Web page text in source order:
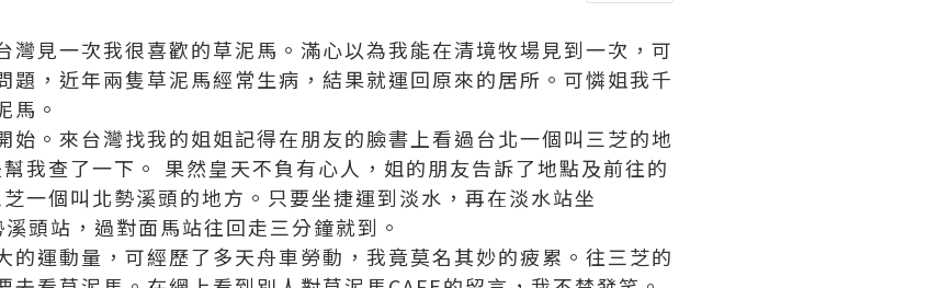
灣見一次我很喜歡的草泥馬。滿心以為我能在清境牧場見到一次，可
題，近年兩隻草泥馬經常生病，結果就運回原來的居所。可憐姐我千
馬。
始。來台灣找我的姐姐記得在朋友的臉書上看過台北一個叫三芝的地
我查了一下。 果然皇天不負有心人，姐的朋友告訴了地點及前往的
一個叫北勢溪頭的地方。只要坐捷運到淡水，再在淡水站坐
頭站，過對面馬站往回走三分鐘就到。
的運動量，可經歷了多天舟車勞動，我竟莫名其妙的疲累。往三芝的